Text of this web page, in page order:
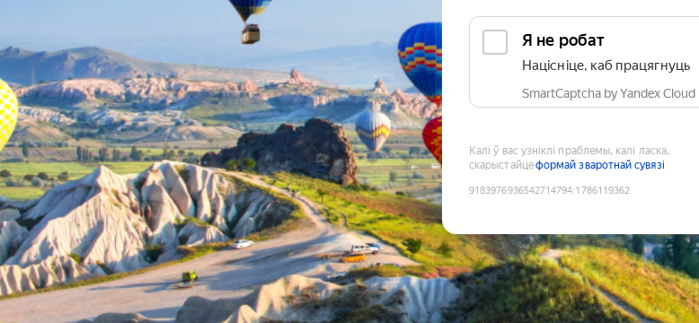
Я не робат
Націсніце, каб працягнуць
SmartCaptcha by Yandex Cloud
Калі ў вас узніклі праблемы, калі ласка,
скарыстайцеформай зваротнай сувязі
9183976936542714794:1786119362